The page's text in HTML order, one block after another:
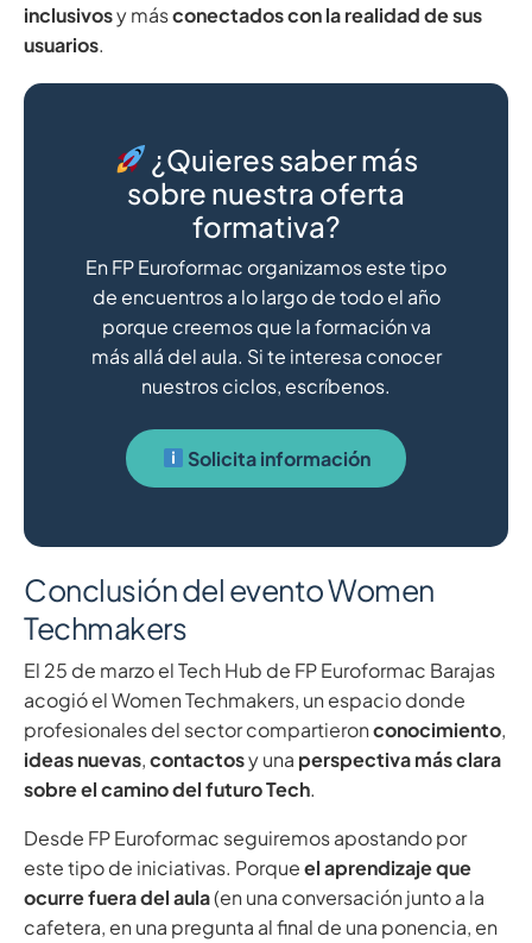
inclusivosy másconectados con la realidad de sus
usuarios.
¿Quieres saber más
sobre nuestra oferta
formativa?
En FP Euroformac organizamos este tipo
de encuentros a lo largo de todo el año
porque creemos que la formación va
más allá del aula. Si te interesa conocer
nuestros ciclos, escríbenos.
Solicita información
Conclusión del evento Women
Techmakers
El 25 de marzo el Tech Hub de FP Euroformac Barajas
acogió el Women Techmakers, un espacio donde
profesionales del sector compartieronconocimiento,
ideas nuevas,contactosy una perspectiva más clara
sobre el camino del futuro Tech.
Desde FP Euroformac seguiremos apostando por
este tipo de iniciativas. Porqueel aprendizaje que
ocurre fuera del aula(en una conversación junto a la
cafetera, en una pregunta al final de una ponencia, en